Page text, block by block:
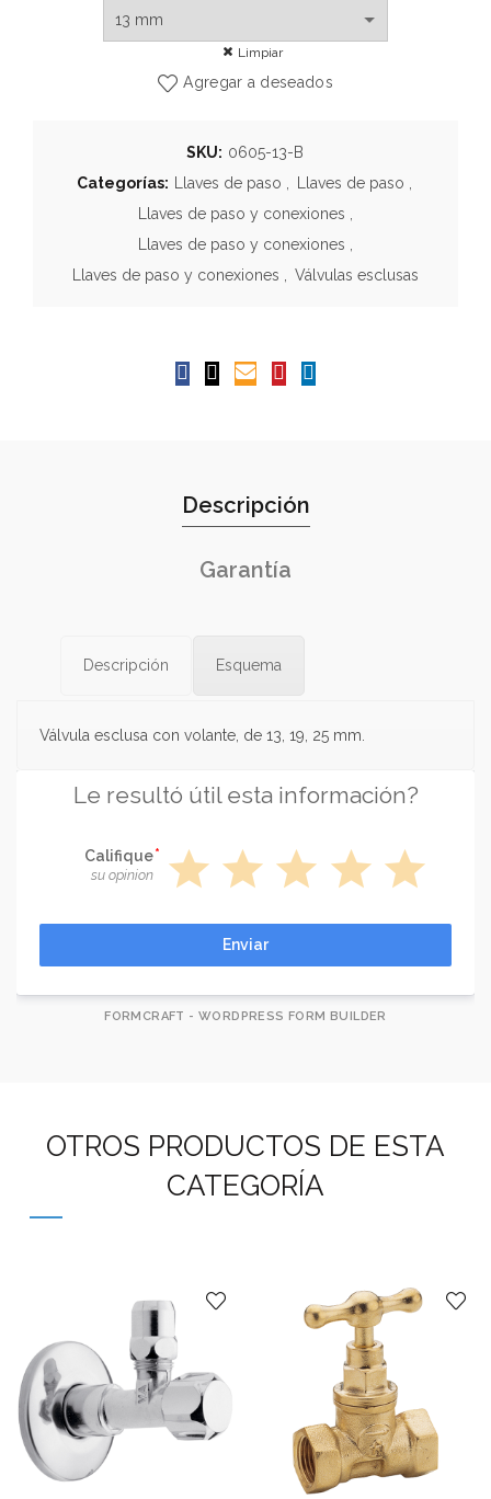
Limpiar
Agregar a deseados
SKU: 0605-13-B
Categorías:
Llaves de paso Llaves de paso
Llaves de paso y conexiones
Llaves de paso y conexiones
Llaves de paso y conexiones
Válvulas esclusas
Descripción
Garantía
Descripción Esquema
Válvula esclusa con volante, de 13, 19, 25 mm.
Le resultó útil esta información?
Califique
su opinion star star star star star
Enviar
FORMCRAFT - WORDPRESS FORM BUILDER
OTROS PRODUCTOS DE ESTA
CATEGORÍA